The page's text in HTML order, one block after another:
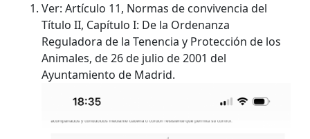
Ver: Artículo 11, Normas de convivencia del
Título II, Capítulo I: De la Ordenanza
Reguladora de la Tenencia y Protección de los
Animales, de 26 de julio de 2001 del
Ayuntamiento de Madrid.